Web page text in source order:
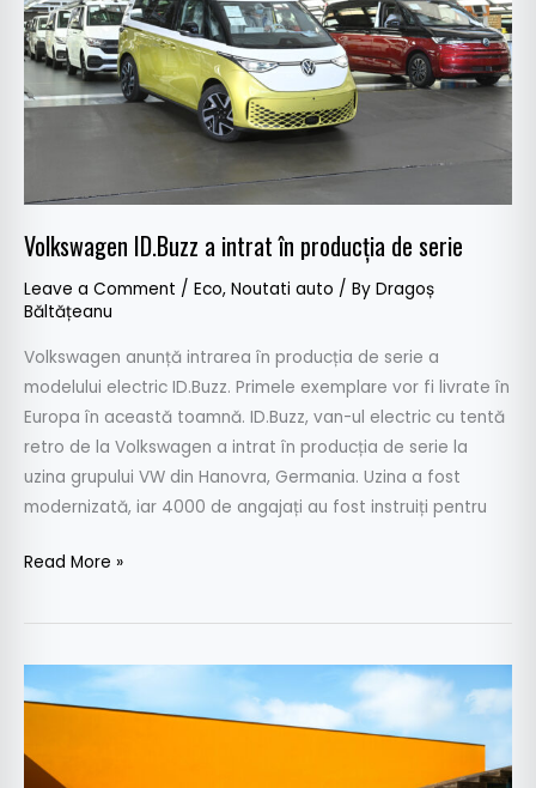
Volkswagen ID.Buzz a intrat în producția de serie
Leave a Comment / Eco, Noutati auto / By Dragoș
Băltățeanu
Volkswagen anunță intrarea în producția de serie a
modelului electric ID.Buzz. Primele exemplare vor fi livrate în
Europa în această toamnă. ID.Buzz, van-ul electric cu tentă
retro de la Volkswagen a intrat în producția de serie la
uzina grupului VW din Hanovra, Germania. Uzina a fost
modernizată, iar 4000 de angajați au fost instruiți pentru
în
producția
de
serie
Read More »
Volkswagen
ID.Buzz:
pentru